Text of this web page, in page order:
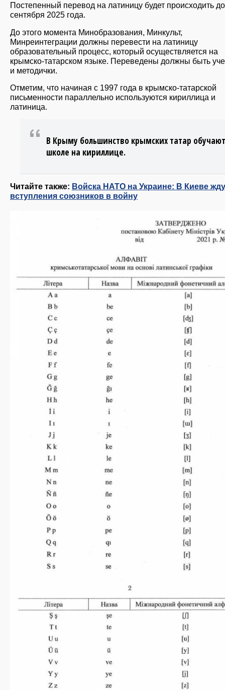
Постепенный перевод на латиницу будет происходить
сентября 2025 года.
До этого момента Минобразования, Минкульт,
Минреинтеграции должны перевести на латиницу
образовательный процесс, который осуществляется на
крымско-татарском языке. Переведены должны быть
и методички.
Отметим, что начиная с 1997 года в крымско-татарской
письменности параллельно используются кириллица и
латиница.
В Крыму большинство крымских татар
школе на кириллице.
Читайте также: Войска НАТО на Украине: В Киеве
вступления союзников в войну